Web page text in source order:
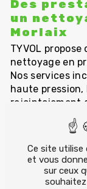
Des
un
Morlaix
TYVOL
nettoyage en
Nos services
haute
rejointoiement
surfaces
intervenons
garantir des
Un
de vos
Ce site utilise
et vous
sur ceux